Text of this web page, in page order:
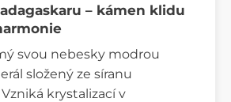
– kámen klidu
svou nebesky modrou
složený ze síranu
krystalizací v